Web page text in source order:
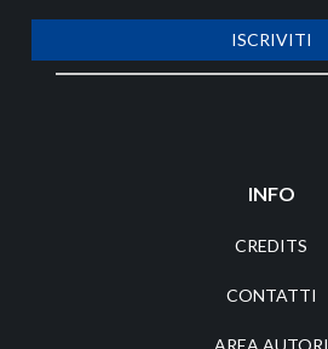
ISCRIVITI
INFO
CREDITS
CONTATTI
AREA AUTORI